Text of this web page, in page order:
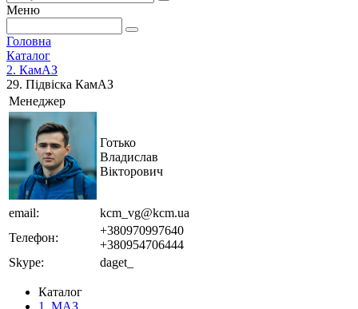
Меню
Головна
Каталог
2. КамАЗ
29. Підвіска КамАЗ
Менеджер
Готько
Владислав
Вікторович
email:
kcm_vg@kcm.ua
Телефон:
+380970997640
+380954706444
Skype:
daget_
Каталог
1. МАЗ